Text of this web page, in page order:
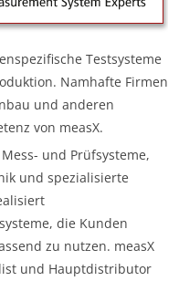
Testsysteme
Namhafte Firmen
und anderen
von measX.
und Prüfsysteme,
und spezialisierte
die Kunden
zu nutzen. measX
und Hauptdistributor